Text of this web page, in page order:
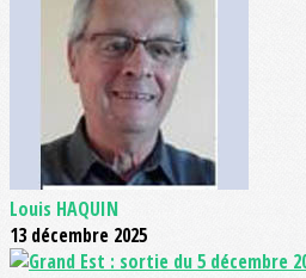
Louis HAQUIN
13 décembre 2025